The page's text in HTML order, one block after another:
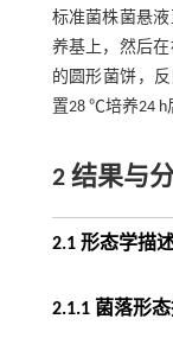
标准菌株菌悬
养基上，然后
的圆形菌饼，
置28 ℃培养24 h
2 结果与
2.1 形态学描
2.1.1 菌落形